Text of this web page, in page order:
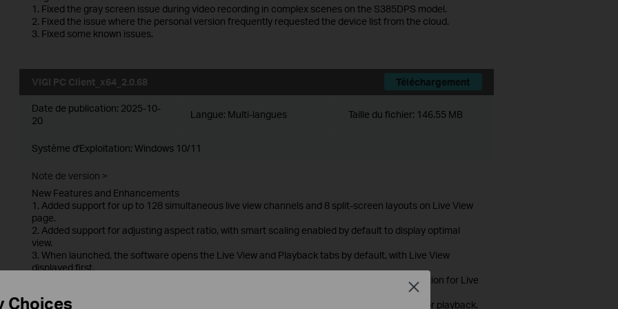
1. Fixed the gray screen issue during video recording in complex scenes on the S385DPS model.
2. Fixed the issue where the personal version frequently requested the device list from the cloud.
3. Fixed some known issues.
VIGI PC Client_x64_2.0.68 Téléchargement
Date de publication: 2025-10-
20
Langue: Multi-langues Taille du fichier: 146.55 MB
Système d'Exploitation: Windows 10/11
Note de version >
New Features and Enhancements
1. Added support for up to 128 simultaneous live view channels and 8 split-screen layouts on Live View
page.
2. Added support for adjusting aspect ratio, with smart scaling enabled by default to display optimal
view.
3. When launched, the software opens the Live View and Playback tabs by default, with Live View
displayed first.
4. Added support for automatic device discovery, addition, and configuration in Personal Edition for Live
5. Added support for dragging devices from the device list to play panel for instant live view or playback.
Choices
Close